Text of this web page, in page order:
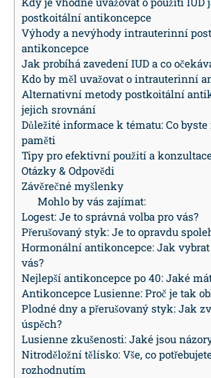
postkoitální antikoncepce
Výhody a nevýhody intrauterinní
antikoncepce
Jak probíhá zavedení IUD a co
Kdo by měl uvažovat o intrauterinní
Alternativní metody postkoitální
jejich srovnání
Důležité informace k tématu: Co
paměti
Tipy pro efektivní použití a
Otázky & Odpovědi
Závěrečné myšlenky
Mohlo by vás zajímat:
Logest: Je to správná volba pro vás?
Přerušovaný styk: Je to opravdu
Hormonální antikoncepce: Jak
vás?
Nejlepší antikoncepce po 40: Jaké
Antikoncepce Lusienne: Proč je tak
Plodné dny a přerušovaný styk: Jak
úspěch?
Lusienne zkušenosti: Jaké jsou
Nitroděložní tělísko: Vše, co
rozhodnutím